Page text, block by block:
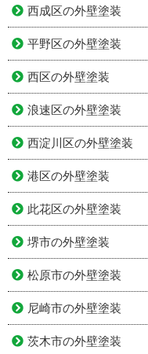
西成区の外壁塗装
平野区の外壁塗装
西区の外壁塗装
浪速区の外壁塗装
西淀川区の外壁塗装
港区の外壁塗装
此花区の外壁塗装
堺市の外壁塗装
松原市の外壁塗装
尼崎市の外壁塗装
茨木市の外壁塗装